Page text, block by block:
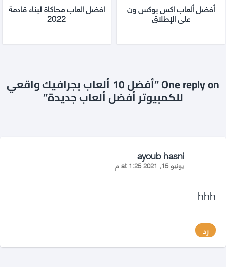
أفضل ألعاب اكس بوكس ون
على الإطلاق
افضل العاب محاكاة البناء قادمة
2022
One reply on “أفضل 10 ألعاب بجرافيك واقعي
للكمبيوتر أفضل ألعاب جديدة”
ayoub hasni
says: يونيو 15, 2021 at 1:25 م
hhh
رد